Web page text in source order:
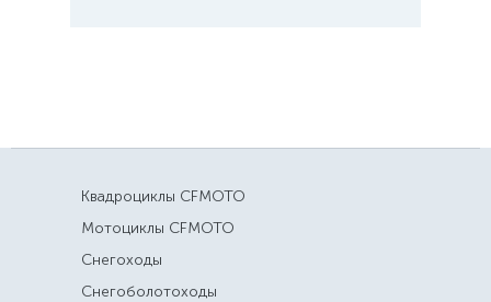
Квадроциклы CFMOTO
Мотоциклы CFMOTO
Снегоходы
Снегоболотоходы